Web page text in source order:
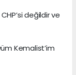
değildir ve
Kemalist’im